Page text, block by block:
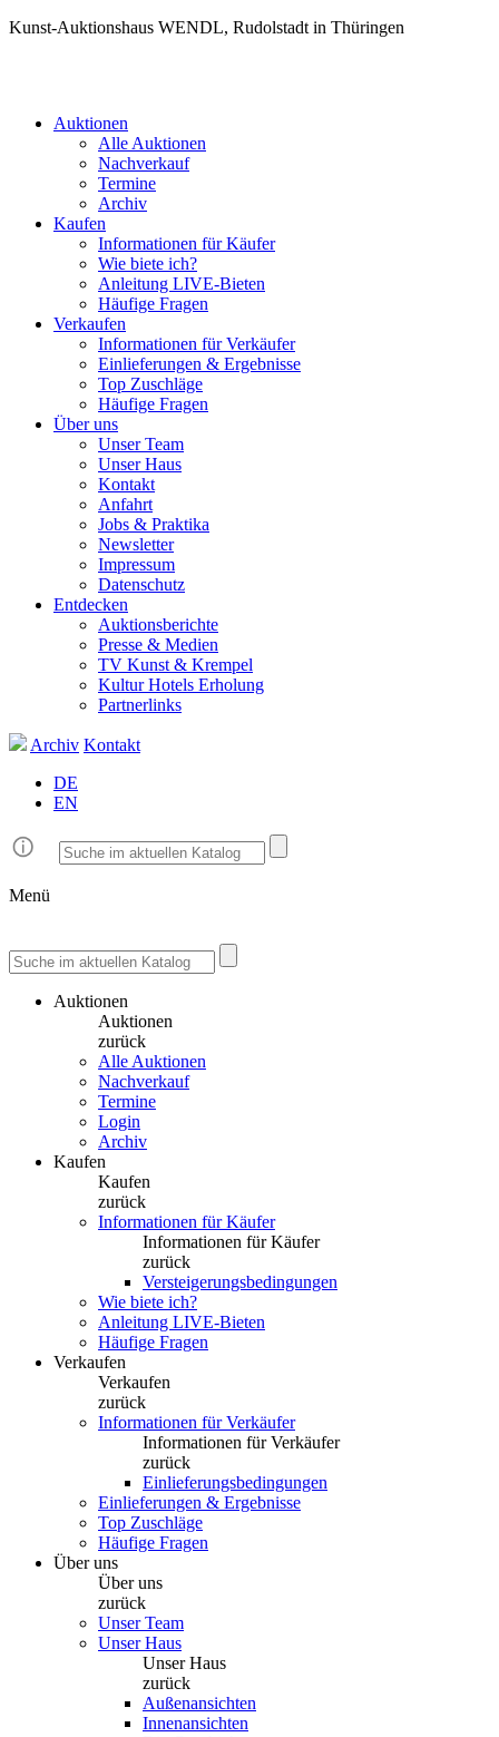
Kunst-Auktionshaus WENDL, Rudolstadt in Thüringen
Auktionen
Alle Auktionen
Nachverkauf
Termine
Archiv
Kaufen
Informationen für Käufer
Wie biete ich?
Anleitung LIVE-Bieten
Häufige Fragen
Verkaufen
Informationen für Verkäufer
Einlieferungen & Ergebnisse
Top Zuschläge
Häufige Fragen
Über uns
Unser Team
Unser Haus
Kontakt
Anfahrt
Jobs & Praktika
Newsletter
Impressum
Datenschutz
Entdecken
Auktionsberichte
Presse & Medien
TV Kunst & Krempel
Kultur Hotels Erholung
Partnerlinks
Archiv Kontakt
DE
EN
Menü
Auktionen
Auktionen
zurück
Alle Auktionen
Nachverkauf
Termine
Login
Archiv
Kaufen
Kaufen
zurück
Informationen für Käufer
Informationen für Käufer
zurück
Versteigerungsbedingungen
Wie biete ich?
Anleitung LIVE-Bieten
Häufige Fragen
Verkaufen
Verkaufen
zurück
Informationen für Verkäufer
Informationen für Verkäufer
zurück
Einlieferungsbedingungen
Einlieferungen & Ergebnisse
Top Zuschläge
Häufige Fragen
Über uns
Über uns
zurück
Unser Team
Unser Haus
Unser Haus
zurück
Außenansichten
Innenansichten